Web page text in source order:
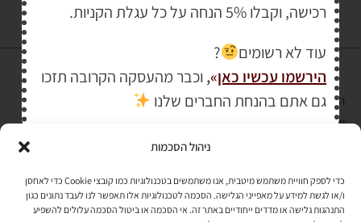
ניהול הסכמות
כדי לספק חוויית משתמש מיטבית, אנו משתמשים בטכנולוגיות כמו קובצי Cookie כדי לאחסן
ו/או לגשת למידע על מאפייני הגלישה. הסכמה לטכנולוגיות אלו תאפשר לנו לעבד נתונים כגון
התנהגות גלישה או מדדים ייחודיים באתר זה. אי הסכמה או ביטול הסכמה עלולים להשפיע
והעומד בתקן אבטחה PCI DSS Level-1
לתקנון האתר»
רכישה, וקבלו 5% הנחה על כל עגלת הקניות.
עוד לא רשומים
?
הירשמו עכשיו כאן»
, וכבר מהעסקה הקרובה תזכו
גם אתם בהנחת החברים שלנו